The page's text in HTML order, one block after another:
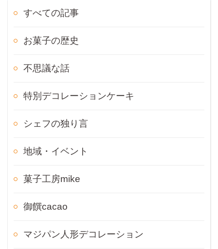
すべての記事
お菓子の歴史
不思議な話
特別デコレーションケーキ
シェフの独り言
地域・イベント
菓子工房mike
御饌cacao
マジパン人形デコレーション